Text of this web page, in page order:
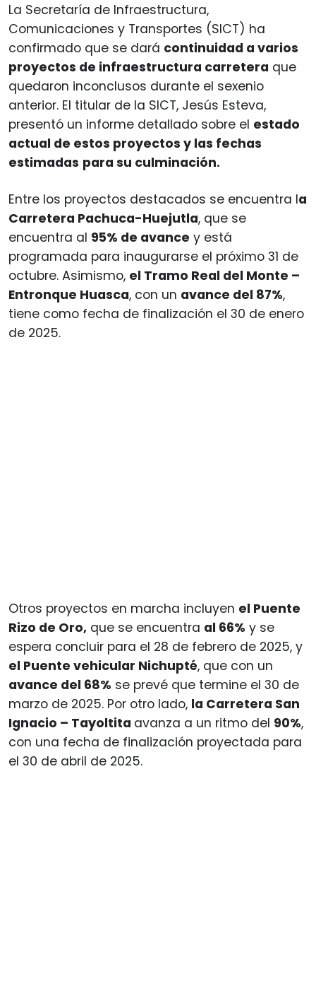
La Secretaría de Infraestructura,
Comunicaciones y Transportes (SICT) ha
confirmado que se dará continuidad a varios
proyectos de infraestructura carretera que
quedaron inconclusos durante el sexenio
anterior. El titular de la SICT, Jesús Esteva,
presentó un informe detallado sobre el estado
actual de estos proyectos y las fechas
estimadas para su culminación.
Entre los proyectos destacados se encuentra la
Carretera Pachuca-Huejutla, que se
encuentra al 95% de avance y está
programada para inaugurarse el próximo 31 de
octubre. Asimismo, el Tramo Real del Monte –
Entronque Huasca, con un avance del 87%,
tiene como fecha de finalización el 30 de enero
de 2025.
Otros proyectos en marcha incluyen el Puente
Rizo de Oro, que se encuentra al 66% y se
espera concluir para el 28 de febrero de 2025, y
el Puente vehicular Nichupté, que con un
avance del 68% se prevé que termine el 30 de
marzo de 2025. Por otro lado, la Carretera San
Ignacio – Tayoltita avanza a un ritmo del 90%,
con una fecha de finalización proyectada para
el 30 de abril de 2025.